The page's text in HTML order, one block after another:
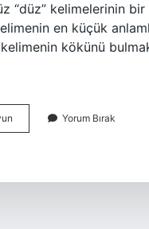
“düz” kelimelerinin
en küçük
kökünü
Kökü
Yorum Bırak